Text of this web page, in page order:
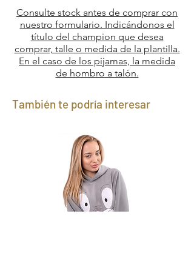
Consulte stock antes de comprar con
nuestro formulario. Indicándonos el
título del champion que desea
comprar, talle o medida de la plantilla.
En el caso de los pijamas, la medida
de hombro a talón.
También te podría interesar